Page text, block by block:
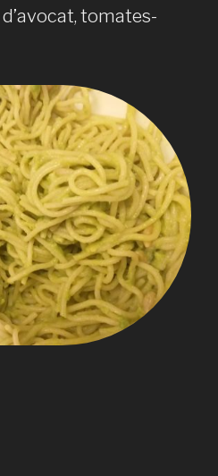
tomates-